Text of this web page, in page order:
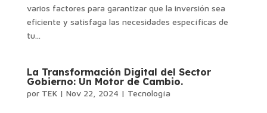
varios factores para garantizar que la inversión sea
eficiente y satisfaga las necesidades específicas de
tu...
La Transformación Digital del Sector
Gobierno: Un Motor de Cambio.
por TEK| Nov 22, 2024 | Tecnología